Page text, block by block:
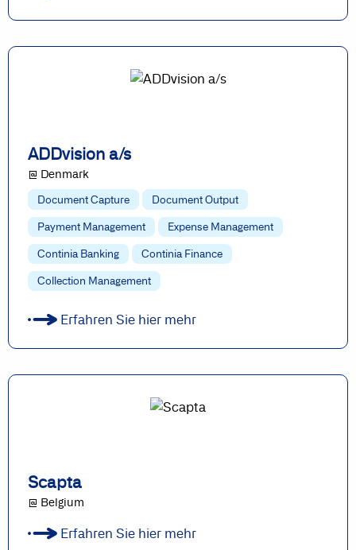
ADDvision a/s
@ Denmark
Document Capture Document Output
Payment Management Expense Management
Continia Banking Continia Finance
Collection Management
Erfahren Sie hier mehr
Scapta
@ Belgium
Erfahren Sie hier mehr